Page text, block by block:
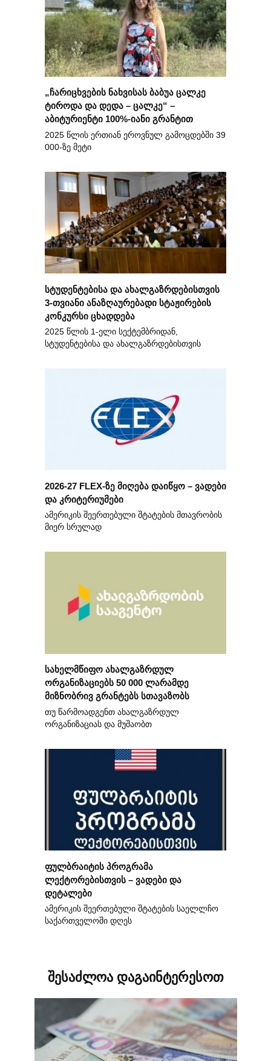
„ჩარიცხვების ნახვისას ბაბუა ცალკე
ტიროდა და დედა – ცალკე“ –
აბიტურიენტი 100%-იანი გრანტით
2025 წლის ერთიან ეროვნულ გამოცდებში 39
000-ზე მეტი
სტუდენტებისა და ახალგაზრდებისთვის
3-თვიანი ანაზღაურებადი სტაჟირების
კონკურსი ცხადდება
2025 წლის 1-ელი სექტემბრიდან,
სტუდენტებისა და ახალგაზრდებისთვის
2026-27 FLEX-ზე მიღება დაიწყო – ვადები
და კრიტერიუმები
ამერიკის შეერთებული შტატების მთავრობის
მიერ სრულად
სახელმწიფო ახალგაზრდულ
ორგანიზაციებს 50 000 ლარამდე
მიზნობრივ გრანტებს სთავაზობს
თუ წარმოადგენთ ახალგაზრდულ
ორგანიზაციას და მუშაობთ
ფულბრაიტის პროგრამა
ლექტორებისთვის – ვადები და
დეტალები
ამერიკის შეერთებული შტატების საელლჩო
საქართველოში დღეს
შესაძლოა დაგაინტერესოთ